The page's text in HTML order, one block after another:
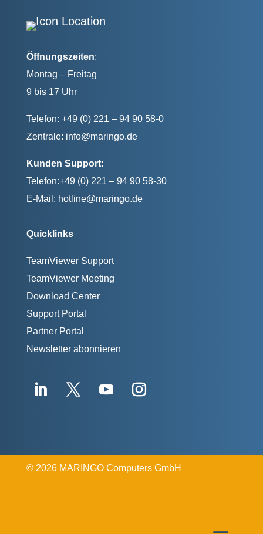
Öffnungszeiten:
Montag – Freitag
9 bis 17 Uhr
Telefon: +49 (0) 221 – 94 90 58-0
Zentrale: info@maringo.de
Kunden Support:
Telefon:+49 (0) 221 – 94 90 58-30
E-Mail: hotline@maringo.de
Quicklinks
TeamViewer Support
TeamViewer Meeting
Download Center
Support Portal
Partner Portal
Newsletter abonnieren
© 2026 MARINGO Computers GmbH